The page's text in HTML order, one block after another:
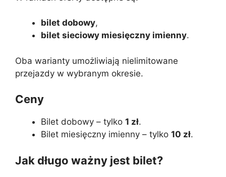
bilet dobowy,
bilet sieciowy miesięczny imienny.
Oba warianty umożliwiają nielimitowane
przejazdy w wybranym okresie.
Ceny
Bilet dobowy – tylko 1 zł.
Bilet miesięczny imienny – tylko 10 zł.
Jak długo ważny jest bilet?